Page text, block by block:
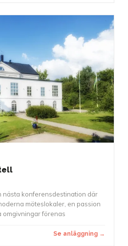
nästa konferensdestination där
möteslokaler, en passion
omgivningar förenas
Se anläggning →